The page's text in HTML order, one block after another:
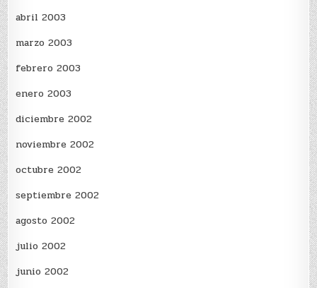
abril 2003
marzo 2003
febrero 2003
enero 2003
diciembre 2002
noviembre 2002
octubre 2002
septiembre 2002
agosto 2002
julio 2002
junio 2002